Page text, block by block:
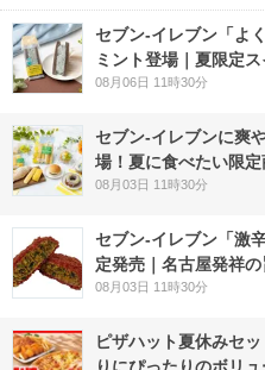
セブン‐イレブン「よ
ミント登場｜夏限定
08月06日 11時30分
セブン‐イレブンに爽
場！夏に食べたい限
08月03日 11時30分
セブン-イレブン「激
定発売｜名古屋発祥
08月03日 11時30分
ピザハット夏休みセ
りにぴったりのボリ